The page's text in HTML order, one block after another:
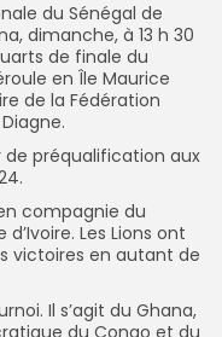
du Sénégal de
dimanche, à 13 h 30
de finale du
en Île Maurice
de la Fédération
préqualification aux
compagnie du
Les Lions ont
victoires en autant de
Il s’agit du Ghana,
du Congo et du